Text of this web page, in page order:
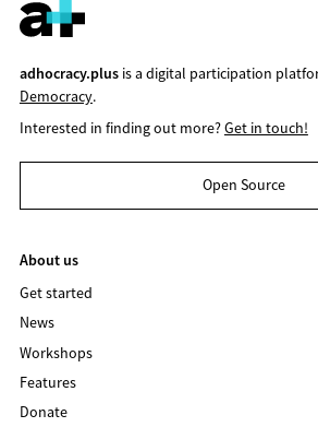
adhocracy.plusis a digital participation
Democracy.
Interested in finding out more?Get in touch!
Open Source
About us
Get started
News
Workshops
Features
Donate